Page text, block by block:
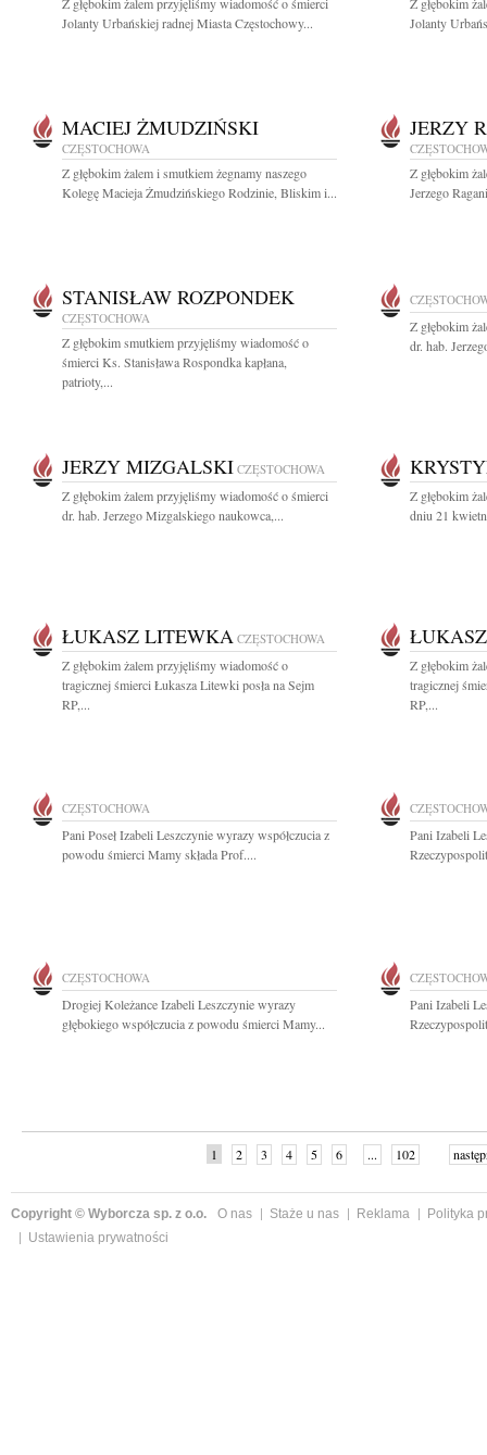
Jolanty Urbańskiej radnej Miasta Częstochowy...
Jolanty
MACIEJ ŻMUDZIŃSKI
CZĘSTOCHOWA
Z głębokim żalem i smutkiem żegnamy naszego
Kolegę Macieja Żmudzińskiego Rodzinie, Bliskim i...
JERZY
Z głębokim
Jerzego
STANISŁAW ROZPONDEK
CZĘSTOCHOWA
Z głębokim smutkiem przyjęliśmy wiadomość o
śmierci Ks. Stanisława Rospondka kapłana,
patrioty,...
Z głębokim
dr. hab.
JERZY MIZGALSKI CZĘSTOCHOWA
Z głębokim żalem przyjęliśmy wiadomość o śmierci
dr. hab. Jerzego Mizgalskiego naukowca,...
Z głębokim
dniu 21
ŁUKASZ LITEWKA CZĘSTOCHOWA
Z głębokim żalem przyjęliśmy wiadomość o
tragicznej śmierci Łukasza Litewki posła na Sejm
RP,...
Z głębokim
tragicznej
RP,...
CZĘSTOCHOWA
Pani Poseł Izabeli Leszczynie wyrazy współczucia z
powodu śmierci Mamy składa Prof....
Pani Izabeli
CZĘSTOCHOWA
Drogiej Koleżance Izabeli Leszczynie wyrazy
głębokiego współczucia z powodu śmierci Mamy...
Pani Izabeli
1 2 3 4 5 6 ... 102
Copyright © Wyborcza sp. z o.o. O nas Staże u nas Reklama
Polityka
Ustawienia prywatności